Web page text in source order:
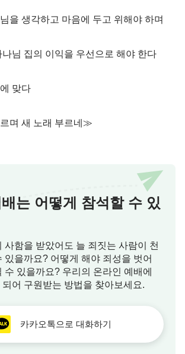
을 생각하고 마음에 두고 위해야 하며
님 집의 이익을 우선으로 해야 한다
맞다
며 새 노래 부르네≫
는 어떻게 참석할 수 있
사함을 받았어도 늘 죄짓는 사람이 천
있을까요? 어떻게 해야 죄성을 벗어
수 있을까요? 우리의 온라인 예배에
어 구원받는 방법을 찾아보세요.
카카오톡으로 대화하기